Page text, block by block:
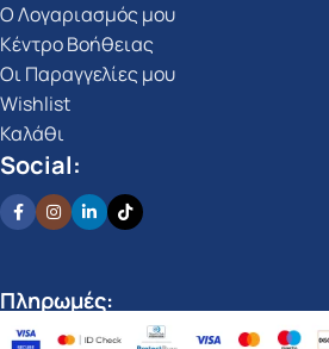
Ο Λογαριασμός μου
Κέντρο Βοήθειας
Οι Παραγγελίες μου
Wishlist
Καλάθι
Social:
Πληρωμές: